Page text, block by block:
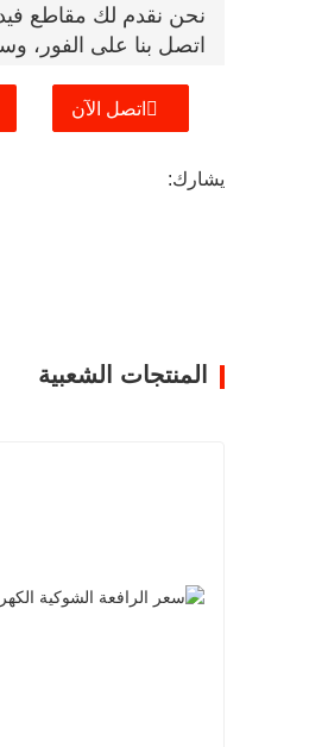
نحن نقدم لك مقاطع
اتصل بنا على الفور،
اتصل الآن
يشارك:
المنتجات الشعبية